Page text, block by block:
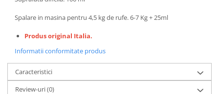
Spalare in masina pentru 4,5 kg de rufe. 6-7 Kg + 25ml
Produs original Italia.
Informatii conformitate produs
Caracteristici
Review-uri(0)